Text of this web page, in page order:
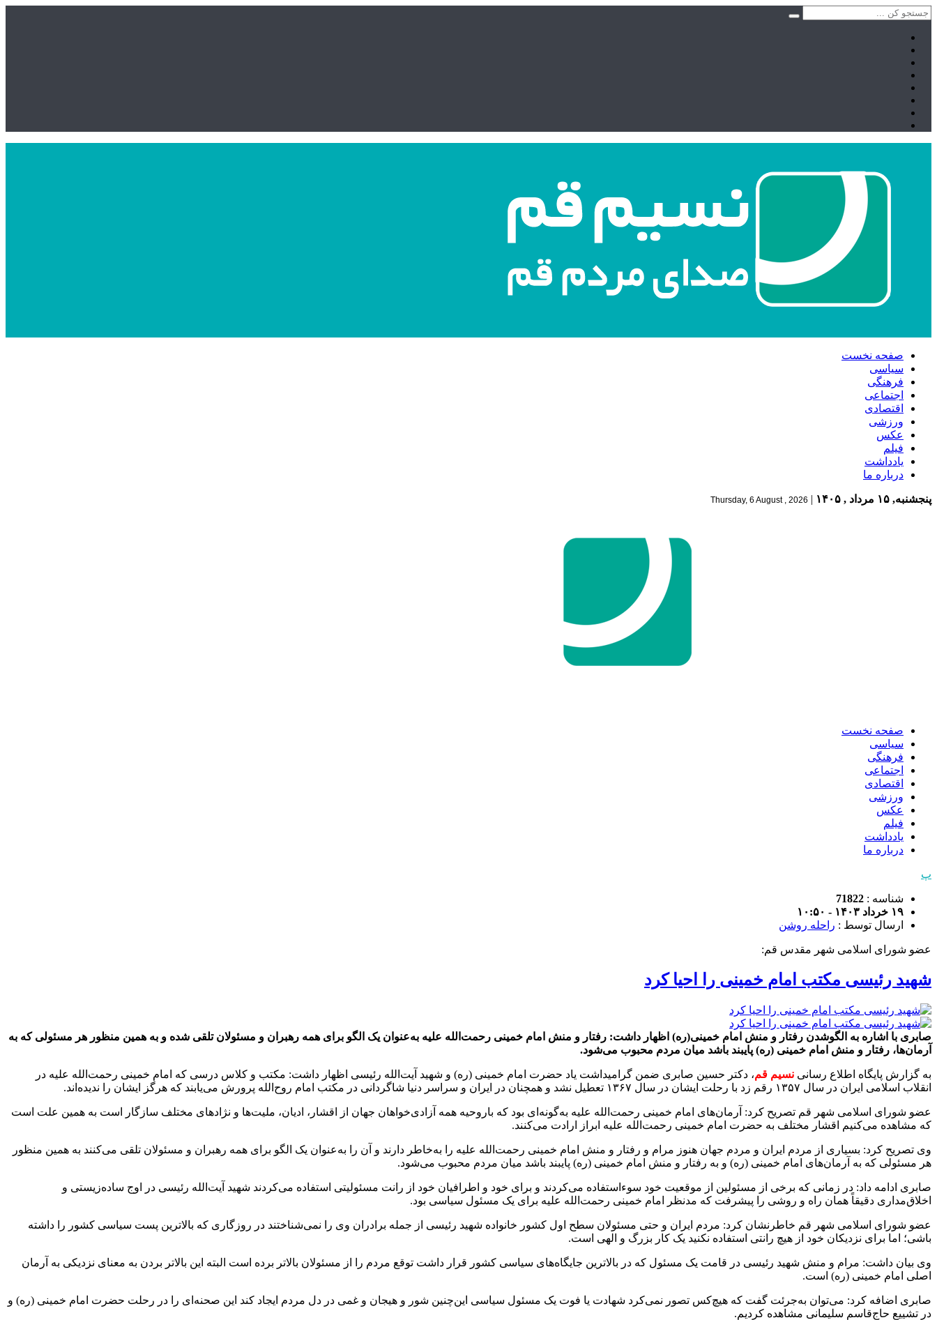
صفحه نخست
سیاسی
فرهنگی
اجتماعی
اقتصادی
ورزشی
عکس
فیلم
یادداشت
درباره ما
پنجشنبه, ۱۵ مرداد , ۱۴۰۵ |
Thursday, 6 August , 2026
صفحه نخست
سیاسی
فرهنگی
اجتماعی
اقتصادی
ورزشی
عکس
فیلم
یادداشت
درباره ما
پ
شناسه : 71822
۱۹ خرداد ۱۴۰۳ - ۱۰:۵۰
ارسال توسط : راحله روشن
عضو شورای اسلامی شهر مقدس قم:
شهید رئیسی مکتب امام خمینی را احیا کرد
صابری با اشاره به الگوشدن رفتار و منش امام خمینی(ره) اظهار داشت: رفتار و منش امام خمینی رحمت‌الله علیه به‌عنوان یک الگو برای همه رهبران و مسئولان تلقی شده و به همین منظور هر مسئولی که به
آرمان‌ها، رفتار و منش امام خمینی (ره) پایبند باشد میان مردم محبوب می‌شود.
به گزارش پایگاه اطلاع رسانی نسیم قم، دکتر حسین صابری ضمن گرامیداشت یاد حضرت امام خمینی (ره) و شهید آیت‌الله رئیسی اظهار داشت: مکتب و کلاس درسی که امام خمینی رحمت‌الله علیه در
انقلاب اسلامی ایران در سال ۱۳۵۷ رقم زد با رحلت ایشان در سال ۱۳۶۷ تعطیل نشد و همچنان در ایران و سراسر دنیا شاگردانی در مکتب امام روح‌الله پرورش می‌یابند که هرگز ایشان را ندیده‌اند.
عضو شورای اسلامی شهر قم تصریح کرد: آرمان‌های امام خمینی رحمت‌الله علیه به‌گونه‌ای بود که باروحیه همه آزادی‌خواهان جهان از اقشار، ادیان، ملیت‌ها و نژادهای مختلف سازگار است به همین علت است
که مشاهده می‌کنیم اقشار مختلف به حضرت امام خمینی رحمت‌الله علیه ابراز ارادت می‌کنند.
وی تصریح کرد: بسیاری از مردم ایران و مردم جهان هنوز مرام و رفتار و منش امام خمینی رحمت‌الله علیه را به‌خاطر دارند و آن را به‌عنوان یک الگو برای همه رهبران و مسئولان تلقی می‌کنند به همین منظور
هر مسئولی که به آرمان‌های امام خمینی (ره) و به رفتار و منش امام خمینی (ره) پایبند باشد میان مردم محبوب می‌شود.
صابری ادامه داد: در زمانی که برخی از مسئولین از موقعیت خود سوءاستفاده می‌کردند و برای خود و اطرافیان خود از رانت مسئولیتی استفاده می‌کردند شهید آیت‌الله رئیسی در اوج ساده‌زیستی و
اخلاق‌مداری دقیقاً همان راه و روشی را پیشرفت که مدنظر امام خمینی رحمت‌الله علیه برای یک مسئول سیاسی بود.
عضو شورای اسلامی شهر قم خاطرنشان کرد: مردم ایران و حتی مسئولان سطح اول کشور خانواده شهید رئیسی از جمله برادران وی را نمی‌شناختند در روزگاری که بالاترین پست سیاسی کشور را داشته
باشی؛ اما برای نزدیکان خود از هیچ رانتی استفاده نکنید یک کار بزرگ و الهی است.
وی بیان داشت: مرام و منش شهید رئیسی در قامت یک مسئول که در بالاترین جایگاه‌های سیاسی کشور قرار داشت توقع مردم را از مسئولان بالاتر برده است البته این بالاتر بردن به معنای نزدیکی به آرمان
اصلی امام خمینی (ره) است.
صابری اضافه کرد: می‌توان به‌جرئت گفت که هیچ‌کس تصور نمی‌کرد شهادت یا فوت یک مسئول سیاسی این‌چنین شور و هیجان و غمی در دل مردم ایجاد کند این صحنه‌ای را در رحلت حضرت امام خمینی (ره) و
در تشییع حاج‌قاسم سلیمانی مشاهده کردیم.